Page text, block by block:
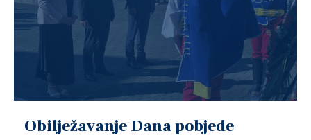
Obilježavanje Dana pobjede